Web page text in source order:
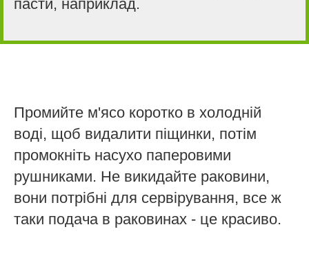
пасти, наприклад.
Промийте м'ясо коротко в холодній
воді, щоб видалити піщинки, потім
промокніть насухо паперовими
рушниками. Не викидайте раковини,
вони потрібні для сервірування, все ж
таки подача в раковинах - це красиво.